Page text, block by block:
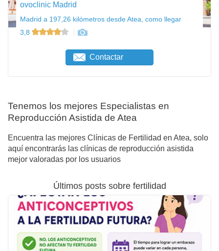
ovoclinic Madrid
Madrid a 197,26 kilómetros desde Atea, como llegar
3,8
Contactar
Tenemos los mejores Especialistas en
Reproducción Asistida de Atea
Encuentra las mejores Clínicas de Fertilidad en Atea, solo
aquí encontrarás las clínicas de reproducción asistida
mejor valoradas por los usuarios
Últimos posts sobre fertilidad